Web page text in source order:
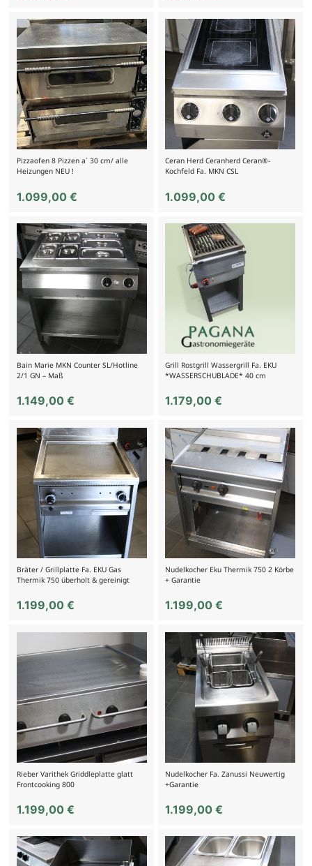
Pizzaofen 8 Pizzen a´ 30 cm/ alle
Heizungen NEU !
1.099,00 €
Ceran Herd Ceranherd Ceran®-
Kochfeld Fa. MKN CSL
1.099,00€
Bain Marie MKN Counter SL/Hotline
2/1 GN – Maß
1.149,00 €
Grill Rostgrill Wassergrill Fa. EKU
*WASSERSCHUBLADE* 40 cm
1.179,00€
Bräter / Grillplatte Fa. EKU Gas
Thermik 750 überholt & gereinigt
1.199,00 €
Nudelkocher Eku Thermik 750 2 Körbe
+ Garantie
1.199,00€
Rieber Varithek Griddleplatte glatt
Frontcooking 800
1.199,00 €
Nudelkocher Fa. Zanussi Neuwertig
+Garantie
1.199,00€